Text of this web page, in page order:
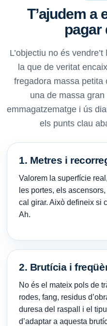
T’ajudem a
pagar
L’objectiu no és
la que de veritat
fregadora massa petita
una de massa
emmagatzematge i ús
els punts clau
1. Metres i
Valorem la superfície
les portes, els
cal girar. Això defineix si
Ah.
2. Brutícia i
No és el mateix pols de
rodes, fang, residus
duresa del raspall i el
d’adaptar a aquesta